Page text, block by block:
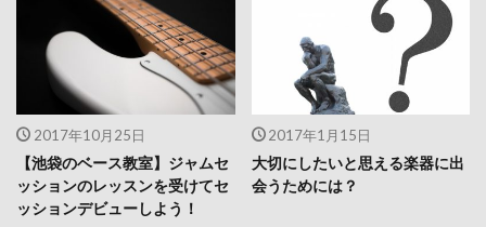
2017年10月25日
【池袋のベース教室】ジャムセ
ッションのレッスンを受けてセ
ッションデビューしよう！
2017年1月15日
大切にしたいと思える楽器に出
会うためには？